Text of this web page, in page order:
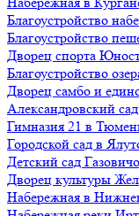
Благоустройство
Благоустройство
Дворец спорта
Благоустройство
Дворец самбо и
Александровский
Гимназия 21 в
Городской сад в
Детский сад
Дворец культуры
Набережная в